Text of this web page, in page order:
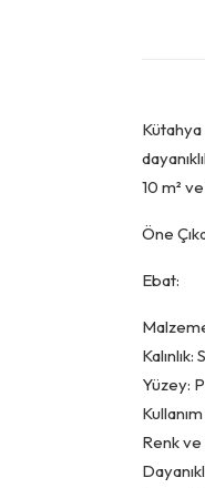
10 m²
Öne
Ebat:
Yüzey:
Renk